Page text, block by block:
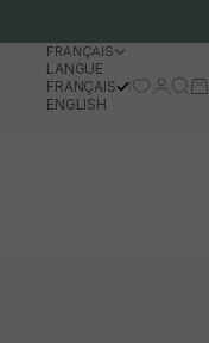
FRANÇAIS
LANGUE
FRANÇAIS
ENGLISH
Se